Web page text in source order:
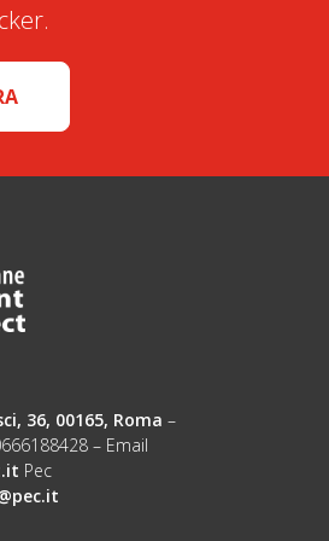
36, 00165, Roma –
– Email
Pec